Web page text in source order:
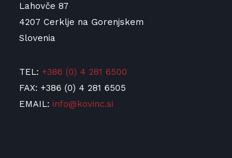
Lahovče 87
4207 Cerklje na Gorenjskem
Slovenia
TEL: +386 (0) 4 281 6500
FAX: +386 (0) 4 281 6505
EMAIL: info@kovinc.si